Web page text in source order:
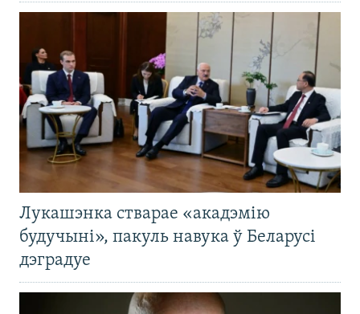
Лукашэнка стварае «акадэмію
будучыні», пакуль навука ў Беларусі
дэградуе